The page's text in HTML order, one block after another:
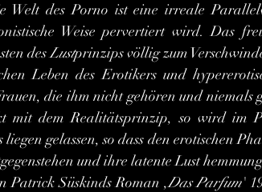
Welt des Porno ist eine irreale
Weise pervertiert wird. Das
des Lustprinzips völlig zum
die ihm nicht gehören und niemals
mit dem Realitätsprinzip, so wird im
gelassen, so dass den erotischen
und ihre latente Lust
in Patrick Süskinds Roman ,
Das Parfum'